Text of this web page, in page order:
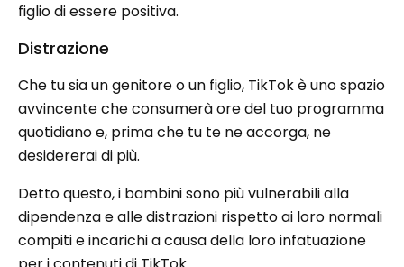
figlio di essere positiva.
Distrazione
Che tu sia un genitore o un figlio, TikTok è uno spazio
avvincente che consumerà ore del tuo programma
quotidiano e, prima che tu te ne accorga, ne
desidererai di più.
Detto questo, i bambini sono più vulnerabili alla
dipendenza e alle distrazioni rispetto ai loro normali
compiti e incarichi a causa della loro infatuazione